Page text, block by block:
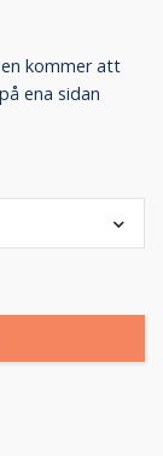
kommer att
ena sidan